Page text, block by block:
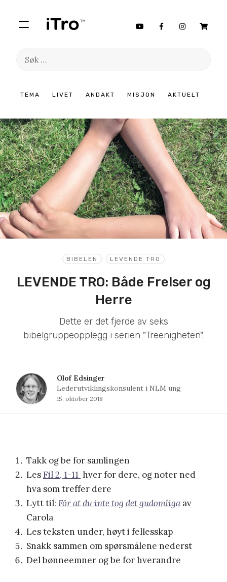
TEMA LIVET ANDAKT MISJON AKTUELT
Søk
innhold
BIBELEN LEVENDE TRO
LEVENDE TRO: Både Frelser og
Herre
Dette er det fjerde av seks
bibelgruppeopplegg i serien "Treenigheten".
Olof Edsinger
Lederutviklingskonsulent i NLM ung
15. oktober 2018
Takk og be for samlingen
Les Fil 2, 1-11 hver for dere, og noter ned
hva som treffer dere
Lytt til: För at du inte tog det gudomliga av
Carola
Les teksten under, høyt i fellesskap
Snakk sammen om spørsmålene nederst
Del bønneemner og be for hverandre